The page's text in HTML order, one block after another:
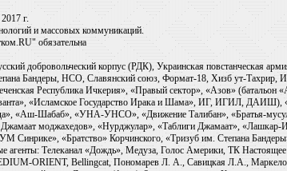
г.
и массовых коммуникаций.
обязательна
добровольческий корпус (РДК), Украинская повстанческая
Бандеры, НСО, Славянский союз, Формат-18, Хизб ут-Тахрир,
Республика Ичкерия», «Правый сектор», «Азов»
«Исламское Государство Ирака и Шама», ИГ, ИГИЛ,
«Аш-Шабаб», «УНА-УНСО», «Движение Талибан», «Братья-
моджахедов», «Нурджулар», «Таблиги Джамаат», «Лашкар-
«Братство» Корчинского, «Тризуб им. Степана
Телеканал «Дождь», Медуза, Голос Америки, ТК
ORIENT, Bellingcat, Пономарев Л. А., Савицкая Л.А.,